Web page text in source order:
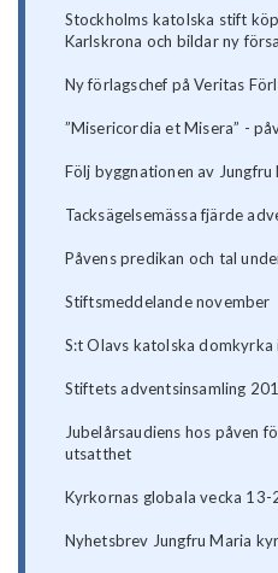
Stockholms katolska stift
Karlskrona och bildar ny
Ny förlagschef på Veritas
”Misericordia et Misera” -
Följ byggnationen av
Tacksägelsemässa fjärde
Påvens predikan och tal
Stiftsmeddelande november
S:t Olavs katolska domkyrka
Stiftets adventsinsamling
Jubelårsaudiens hos påven
utsatthet
Kyrkornas globala vecka
Nyhetsbrev Jungfru Maria